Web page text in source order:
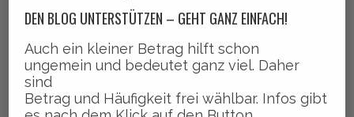
Name(Plichtfeld)
DEN BLOG UNTERSTÜTZEN – GEHT GANZ EINFACH!
Auch ein kleiner Betrag hilft schon
ungemein und bedeutet ganz viel. Daher
sind
Betrag und Häufigkeit frei wählbar. Infos gibt